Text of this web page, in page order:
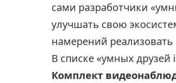
сами разработчики
улучшать свою
намерений
В списке «умных друзей
Комплект